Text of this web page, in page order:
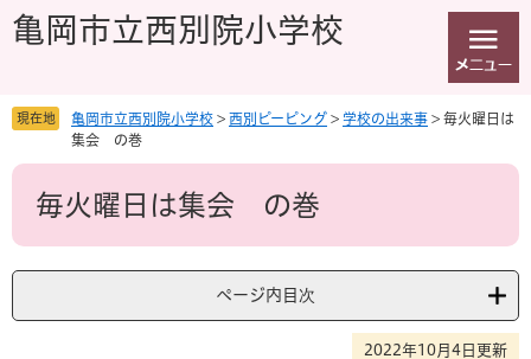
先
を
本
亀岡市立西別院小学校
現在地 亀岡市立西別院小学校 > 西別ピーピング > 学校の出来事 > 毎火曜日は
集会 の巻
本
毎火曜日は集会 の巻
ページ内目次
2022年10月4日更新